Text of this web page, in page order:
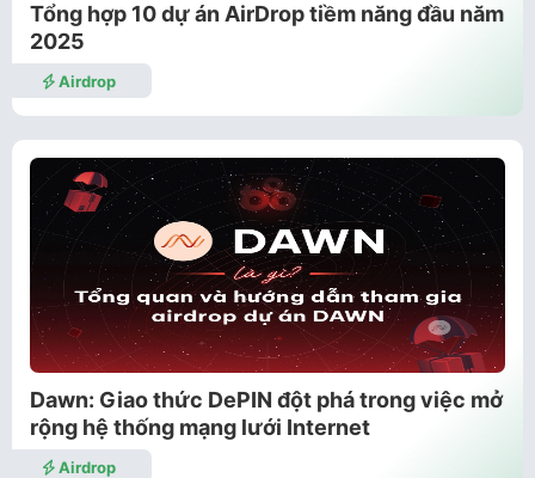
Tổng hợp 10 dự án AirDrop tiềm năng đầu năm
2025
Airdrop
Dawn: Giao thức DePIN đột phá trong việc mở
rộng hệ thống mạng lưới Internet
Airdrop